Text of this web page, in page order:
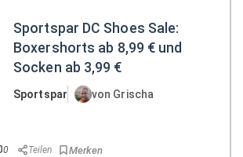
Sportspar DC Shoes Sale:
Boxershorts ab 8,99 € und
Socken ab 3,99 €
Sportspar von Grischa
0 Teilen